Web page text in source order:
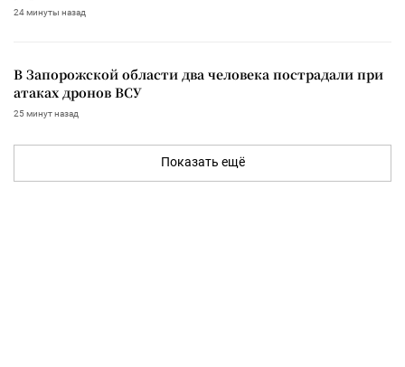
24 минуты назад
В Запорожской области два человека пострадали при
атаках дронов ВСУ
25 минут назад
Показать ещё